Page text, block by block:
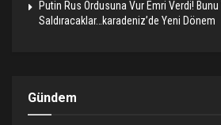
Putin Rus Ordusuna Vur Emri Verdi!
Saldıracaklar…karadeniz’de Yeni Dönem
Gündem